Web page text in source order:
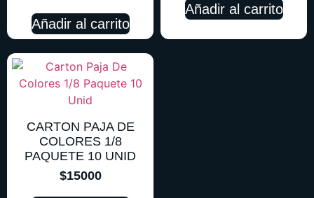
Añadir al carrito
Añadir al carrito
CARTON PAJA DE
COLORES 1/8
PAQUETE 10 UNID
$15000